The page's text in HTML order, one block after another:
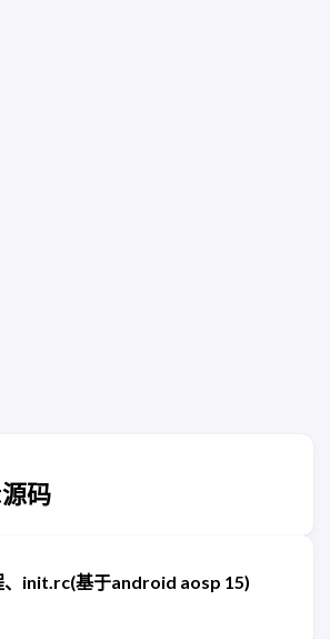
码
init.rc(基于android aosp 15)